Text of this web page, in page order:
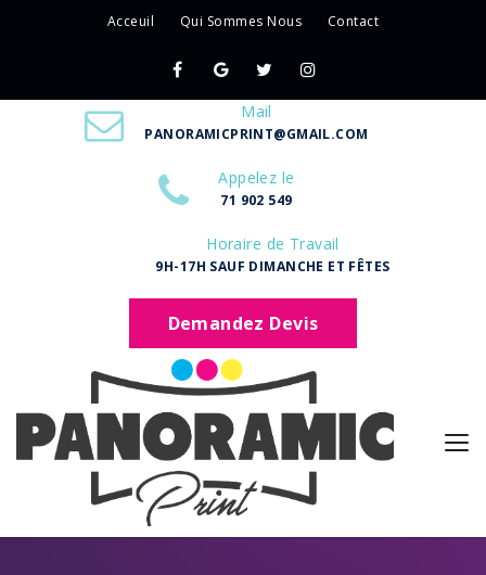
Acceuil Qui Sommes Nous Contact
Mail
PANORAMICPRINT@GMAIL.COM
Appelez le
71 902 549
Horaire de Travail
9H-17H SAUF DIMANCHE ET FÊTES
Demandez Devis